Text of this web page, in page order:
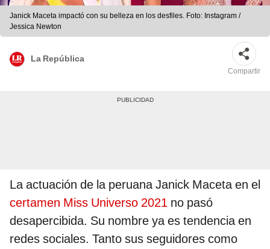
Janick Maceta impactó con su belleza en los desfiles. Foto: Instagram /
Jessica Newton
La República
Compartir
La actuación de la peruana Janick Maceta en el
certamen Miss Universo 2021 no pasó
desapercibida. Su nombre ya es tendencia en
redes sociales. Tanto sus seguidores como